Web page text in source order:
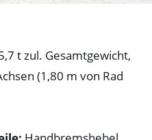
t zul. Gesamtgewicht,
(1,80 m von Rad